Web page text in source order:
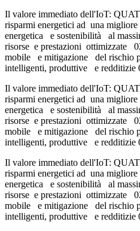
Il valore immediato dell'IoT:
risparmi energetici ad una
energetica e sostenibilità al
risorse e prestazioni ottimizzate
mobile e mitigazione del rischio
intelligenti, produttive e redditizie
Il valore immediato dell'IoT:
risparmi energetici ad una
energetica e sostenibilità al
risorse e prestazioni ottimizzate
mobile e mitigazione del rischio
intelligenti, produttive e redditizie
Il valore immediato dell'IoT:
risparmi energetici ad una
energetica e sostenibilità al
risorse e prestazioni ottimizzate
mobile e mitigazione del rischio
intelligenti, produttive e redditizie